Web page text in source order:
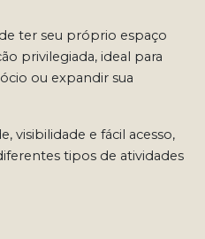
ter seu próprio espaço
privilegiada, ideal para
ou expandir sua
visibilidade e fácil acesso,
tipos de atividades